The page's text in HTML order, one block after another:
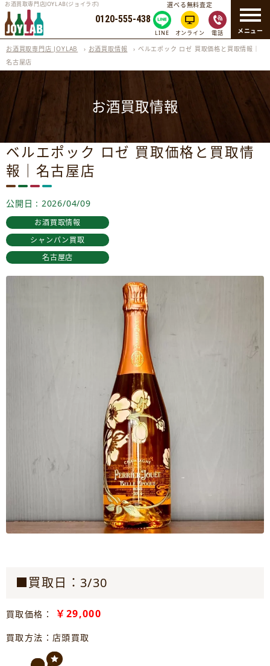
メニュー
お酒買取専門店JOYLAB(ジョイラボ)
0120-555-438
選べる無料査定
LINE オンライン 電話
お酒買取専門店 JOYLAB › お酒買取情報 › ベルエポック ロゼ 買取価格と買取情報｜
名古屋店
お酒買取情報
ベルエポック ロゼ 買取価格と買取情
報｜名古屋店
公開日 : 2026/04/09
お酒買取情報
シャンパン買取
名古屋店
■買取日：3/30
買取価格： ￥29,000
買取方法：店頭買取